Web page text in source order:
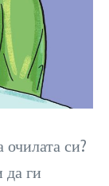
си?
да ги